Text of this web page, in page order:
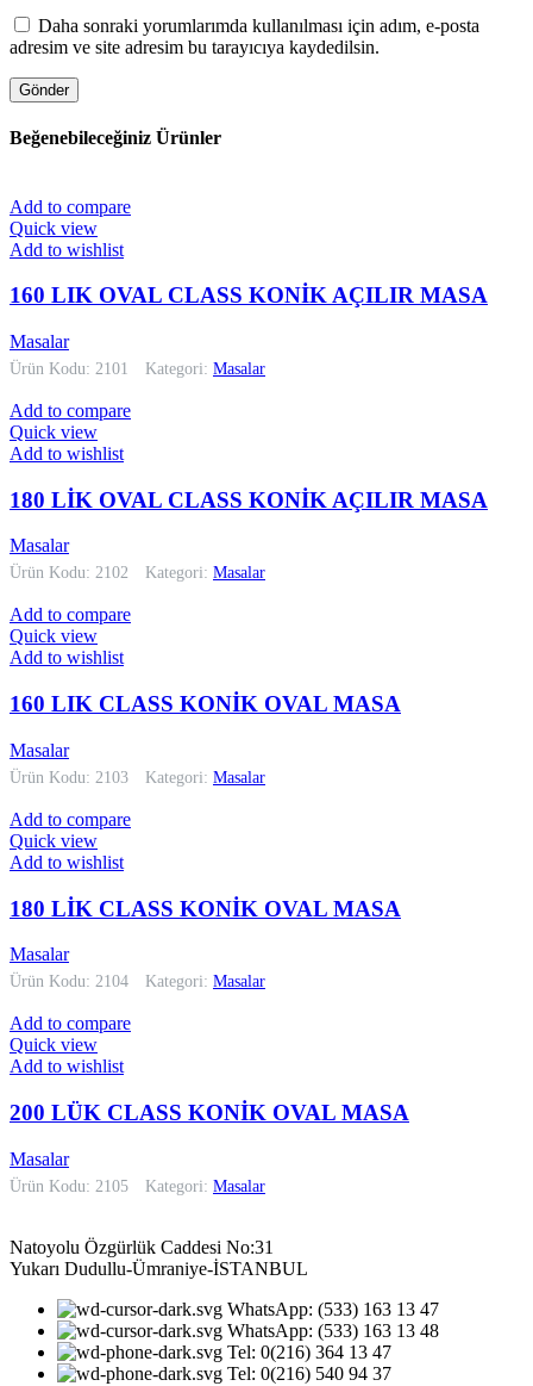
Daha sonraki yorumlarımda kullanılması için adım, e-posta
adresim ve site adresim bu tarayıcıya kaydedilsin.
Beğenebileceğiniz Ürünler
Add to compare
Quick view
Add to wishlist
160 LIK OVAL CLASS KONİK AÇILIR MASA
Masalar
Ürün Kodu: 2101 Kategori: Masalar
Add to compare
Quick view
Add to wishlist
180 LİK OVAL CLASS KONİK AÇILIR MASA
Masalar
Ürün Kodu: 2102 Kategori: Masalar
Add to compare
Quick view
Add to wishlist
160 LIK CLASS KONİK OVAL MASA
Masalar
Ürün Kodu: 2103 Kategori: Masalar
Add to compare
Quick view
Add to wishlist
180 LİK CLASS KONİK OVAL MASA
Masalar
Ürün Kodu: 2104 Kategori: Masalar
Add to compare
Quick view
Add to wishlist
200 LÜK CLASS KONİK OVAL MASA
Masalar
Ürün Kodu: 2105 Kategori: Masalar
Natoyolu Özgürlük Caddesi No:31
Yukarı Dudullu-Ümraniye-İSTANBUL
WhatsApp: (533) 163 13 47
WhatsApp: (533) 163 13 48
Tel: 0(216) 364 13 47
Tel: 0(216) 540 94 37